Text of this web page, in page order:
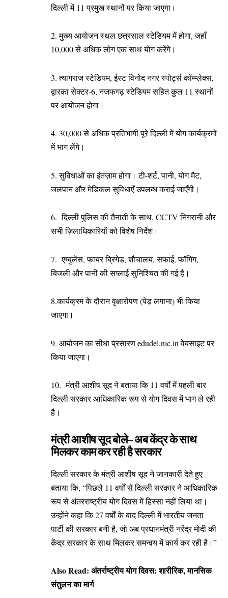
दिल्ली में 11 प्रमुख स्थानों पर किया जाएगा।
2. मुख्य आयोजन स्थल छत्रसाल स्टेडियम में होगा, जहाँ
10,000 से अधिक लोग एक साथ योग करेंगे।
3. त्यागराज स्टेडियम, ईस्ट विनोद नगर स्पोर्ट्स कॉम्प्लेक्स,
द्वारका सेक्टर-6, नजफगढ़ स्टेडियम सहित कुल 11 स्थानों
पर आयोजन होगा।
4. 30,000 से अधिक प्रतिभागी पूरे दिल्ली में योग कार्यक्रमों
में भाग लेंगे।
5. सुविधाओं का इंतज़ाम होगा। टी-शर्ट, पानी, योग मैट,
जलपान और मेडिकल सुविधाएँ उपलब्ध कराई जाएँगी।
6. दिल्ली पुलिस की तैनाती के साथ, CCTV निगरानी और
सभी ज़िलाधिकारियों को विशेष निर्देश।
7. एम्बुलेंस, फायर ब्रिगेड, शौचालय, सफाई, फॉगिंग,
बिजली और पानी की सप्लाई सुनिश्चित की गई है।
8.कार्यक्रम के दौरान वृक्षारोपण (पेड़ लगाना) भी किया
जाएगा।
9. आयोजन का सीधा प्रसारण edudel.nic.in वेबसाइट पर
किया जाएगा।
10. मंत्री आशीष सूद ने बताया कि 11 वर्षों में पहली बार
दिल्ली सरकार आधिकारिक रूप से योग दिवस में भाग ले रही
है।
मंत्री आशीष सूद बोले– अब केंद्र के साथ
मिलकर काम कर रही है सरकार
दिल्ली सरकार के मंत्री आशीष सूद ने जानकारी देते हुए
बताया कि, “पिछले 11 वर्षों से दिल्ली सरकार ने आधिकारिक
रूप से अंतरराष्ट्रीय योग दिवस में हिस्सा नहीं लिया था।
उन्होंने कहा कि 27 वर्षों के बाद दिल्ली में भारतीय जनता
पार्टी की सरकार बनी है, जो अब प्रधानमंत्री नरेंद्र मोदी की
केंद्र सरकार के साथ मिलकर समन्वय में कार्य कर रही है।”
Also Read: अंतर्राष्ट्रीय योग दिवस: शारीरिक, मानसिक
संतुलन का मार्ग